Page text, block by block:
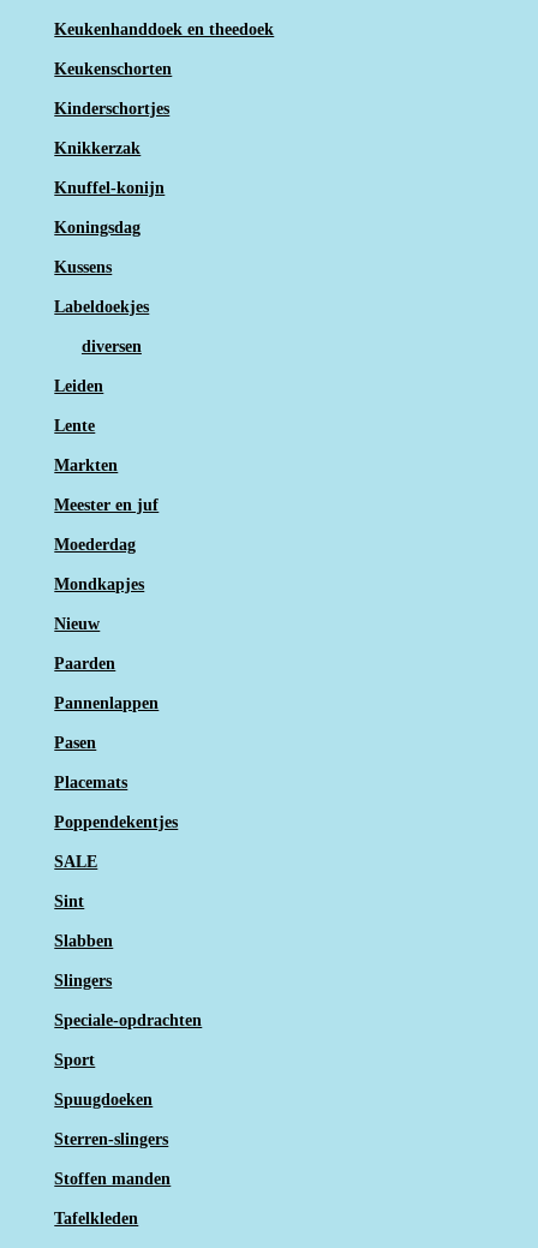
Keukenhanddoek en theedoek
Keukenschorten
Kinderschortjes
Knikkerzak
Knuffel-konijn
Koningsdag
Kussens
Labeldoekjes
diversen
Leiden
Lente
Markten
Meester en juf
Moederdag
Mondkapjes
Nieuw
Paarden
Pannenlappen
Pasen
Placemats
Poppendekentjes
SALE
Sint
Slabben
Slingers
Speciale-opdrachten
Sport
Spuugdoeken
Sterren-slingers
Stoffen manden
Tafelkleden